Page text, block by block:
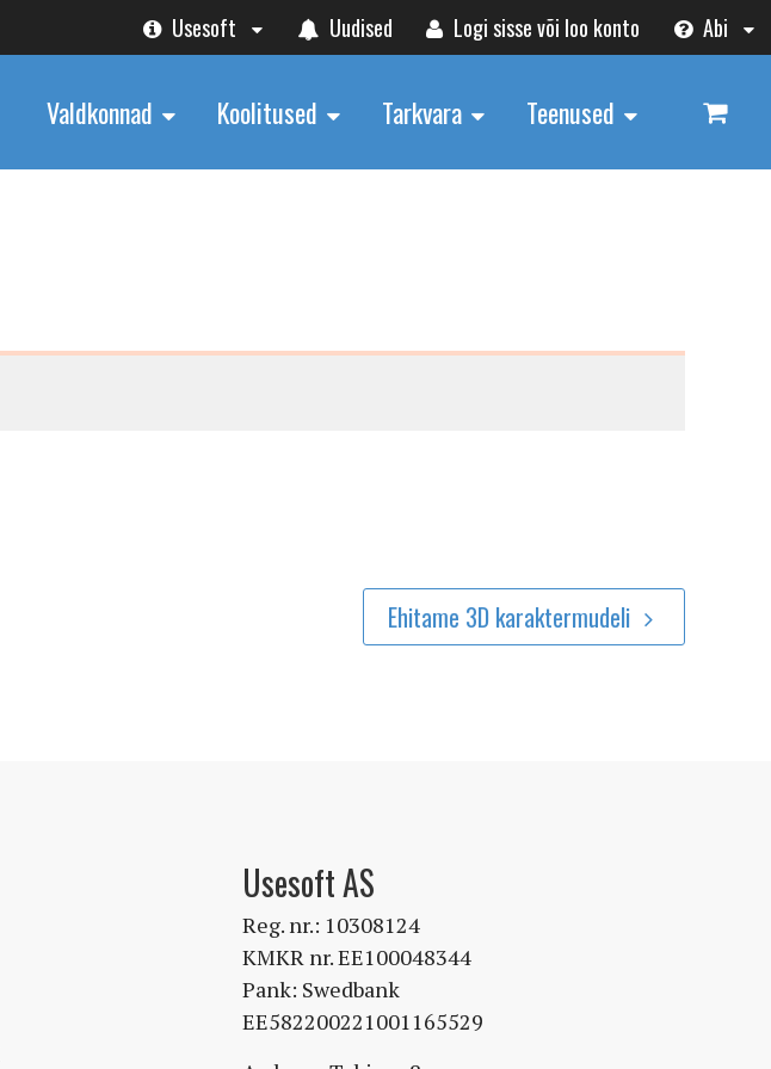
Usesoft Uudised Logi sisse või loo konto Abi
Valdkonnad Koolitused Tarkvara Teenused
Ehitame 3D karaktermudeli
Usesoft AS
Reg. nr.: 10308124
KMKR nr. EE100048344
Pank: Swedbank
EE582200221001165529